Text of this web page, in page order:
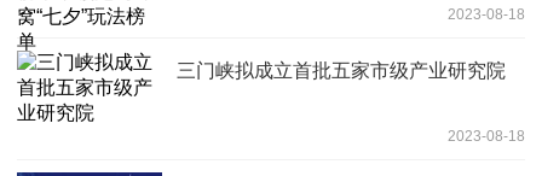
2023-08-18
三门峡拟成立首批五家市级产业研究院
2023-08-18